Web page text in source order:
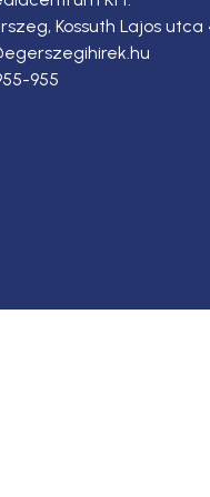
Kossuth Lajos utca
955